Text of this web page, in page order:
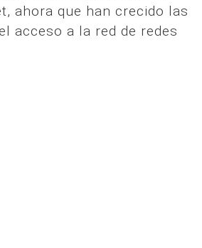
ahora que han crecido las
acceso a la red de redes